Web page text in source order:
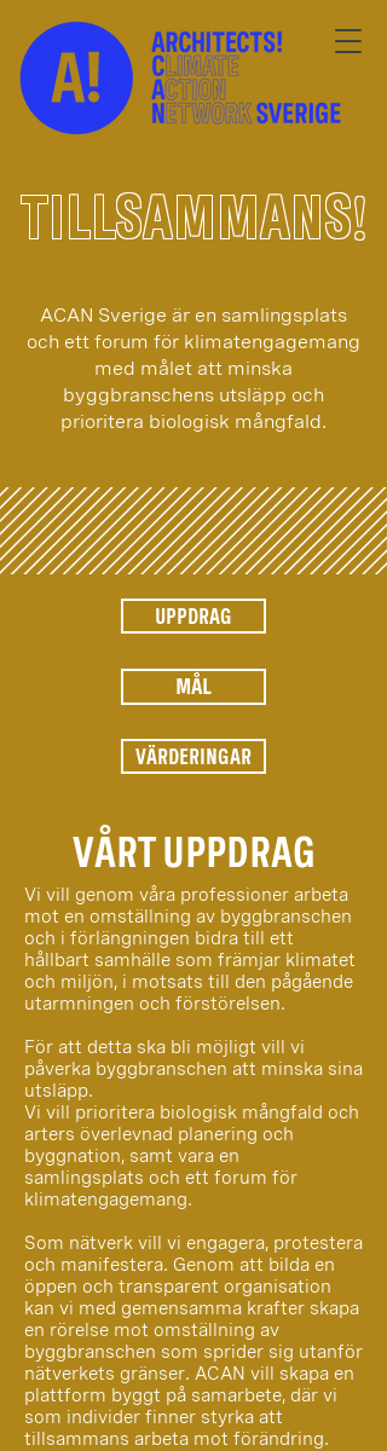
TILLSAMMANS!
ACAN Sverige är en samlingsplats
och ett forum för klimatengagemang
med målet att minska
byggbranschens utsläpp och
prioritera biologisk mångfald.
UPPDRAG
MÅL
VÄRDERINGAR
VÅRT UPPDRAG
Vi vill genom våra professioner arbeta
mot en omställning av byggbranschen
och i förlängningen bidra till ett
hållbart samhälle som främjar klimatet
och miljön, i motsats till den pågående
utarmningen och förstörelsen.
För att detta ska bli möjligt vill vi
påverka byggbranschen att minska sina
utsläpp.
Vi vill prioritera biologisk mångfald och
arters överlevnad planering och
byggnation, samt vara en
samlingsplats och ett forum för
klimatengagemang.
Som nätverk vill vi engagera, protestera
och manifestera. Genom att bilda en
öppen och transparent organisation
kan vi med gemensamma krafter skapa
en rörelse mot omställning av
byggbranschen som sprider sig utanför
nätverkets gränser. ACAN vill skapa en
plattform byggt på samarbete, där vi
som individer finner styrka att
tillsammans arbeta mot förändring.